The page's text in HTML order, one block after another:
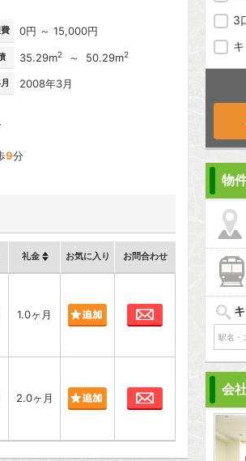
0円 ～ 15,000円
35.29m2 ～ 50.29m2
2008年3月
9分
礼金 お気に入り お問合わせ
1.0ヶ月
2.0ヶ月
3
物
会